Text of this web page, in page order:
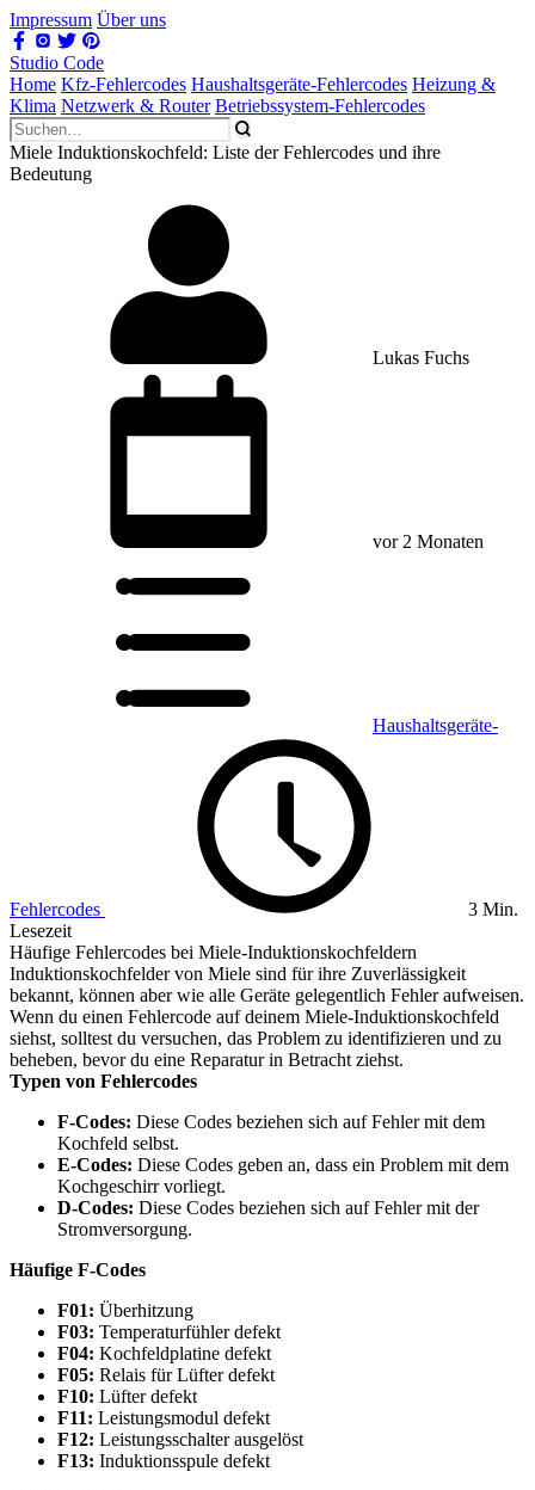
Impressum Über uns
Studio Code
Home Kfz-Fehlercodes Haushaltsgeräte-Fehlercodes Heizung &
Klima Netzwerk & Router Betriebssystem-Fehlercodes
Miele Induktionskochfeld: Liste der Fehlercodes und ihre
Bedeutung
Lukas Fuchs
vor 2 Monaten
Haushaltsgeräte-
Fehlercodes
3 Min.
Lesezeit
Häufige Fehlercodes bei Miele-Induktionskochfeldern
Induktionskochfelder von Miele sind für ihre Zuverlässigkeit
bekannt, können aber wie alle Geräte gelegentlich Fehler aufweisen.
Wenn du einen Fehlercode auf deinem Miele-Induktionskochfeld
siehst, solltest du versuchen, das Problem zu identifizieren und zu
beheben, bevor du eine Reparatur in Betracht ziehst.
Typen von Fehlercodes
F-Codes: Diese Codes beziehen sich auf Fehler mit dem
Kochfeld selbst.
E-Codes: Diese Codes geben an, dass ein Problem mit dem
Kochgeschirr vorliegt.
D-Codes: Diese Codes beziehen sich auf Fehler mit der
Stromversorgung.
Häufige F-Codes
F01: Überhitzung
F03: Temperaturfühler defekt
F04: Kochfeldplatine defekt
F05: Relais für Lüfter defekt
F10: Lüfter defekt
F11: Leistungsmodul defekt
F12: Leistungsschalter ausgelöst
F13: Induktionsspule defekt